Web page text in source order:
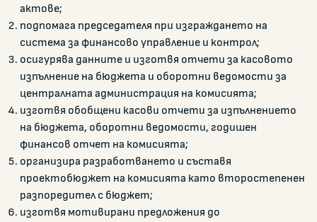
актове;
подпомага председателя при изграждането на
система за финансово управление и контрол;
осигурява данните и изготвя отчети за касовото
изпълнение на бюджета и оборотни ведомости за
централната администрация на комисията;
изготвя обобщени касови отчети за изпълнението
на бюджета, оборотни ведомости, годишен
финансов отчет на комисията;
организира разработването и съставя
проектобюджет на комисията като второстепенен
разпоредител с бюджет;
изготвя мотивирани предложения до